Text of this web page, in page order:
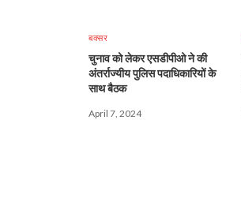
बक्सर
चुनाव को लेकर एसडीपीओ ने की
अंतर्राज्यीय पुलिस पदाधिकारियों के
साथ बैठक
April 7, 2024